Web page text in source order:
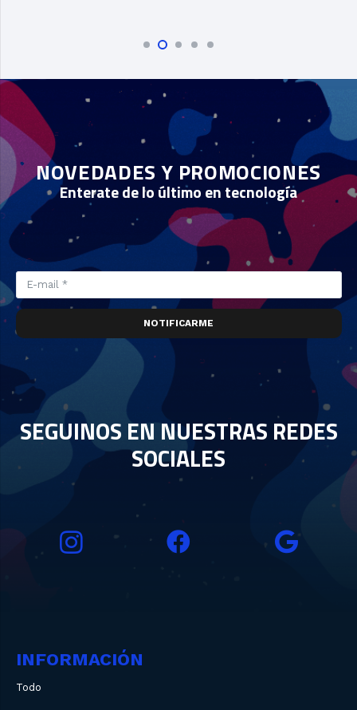
NOVEDADES Y PROMOCIONES
Enterate de lo último en tecnología
NOTIFICARME
SEGUINOS EN NUESTRAS REDES
SOCIALES
INFORMACIÓN
Todo